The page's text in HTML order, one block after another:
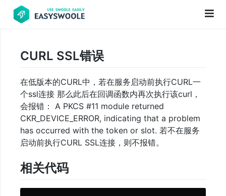
目
前
言
PHP
基
知
CURL SSL错误
在低版本的CURL中，若在服务启动前执行CURL一
个ssl连接 那么此后在回调函数内再次执行该curl，
会报错： A PKCS #11 module returned
CKR_DEVICE_ERROR, indicating that a problem
has occurred with the token or slot. 若不在服务
启动前执行CURL SSL连接，则不报错。
相关代码